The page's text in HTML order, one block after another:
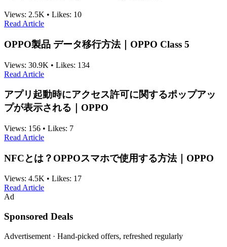
Views: 2.5K • Likes: 10
Read Article
OPPO製品 データ移行方法｜OPPO Class 5
Views: 30.9K • Likes: 134
Read Article
アプリ起動時にアクセス許可に関するポップアッ
プが表示される｜OPPO
Views: 156 • Likes: 7
Read Article
NFCとは？OPPOスマホで使用する方法｜OPPO
Views: 4.5K • Likes: 17
Read Article
Ad
Sponsored Deals
Advertisement · Hand-picked offers, refreshed regularly